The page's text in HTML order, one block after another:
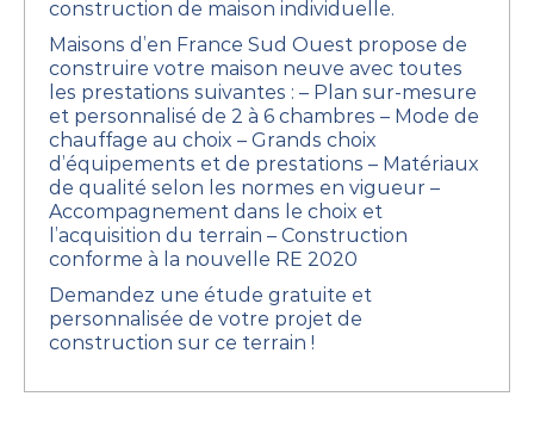
construction de maison individuelle.
Maisons d’en France Sud Ouest propose de
construire votre maison neuve avec toutes
les prestations suivantes : – Plan sur-mesure
et personnalisé de 2 à 6 chambres – Mode de
chauffage au choix – Grands choix
d’équipements et de prestations – Matériaux
de qualité selon les normes en vigueur –
Accompagnement dans le choix et
l’acquisition du terrain – Construction
conforme à la nouvelle RE 2020
Demandez une étude gratuite et
personnalisée de votre projet de
construction sur ce terrain !